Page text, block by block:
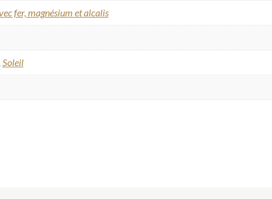
fer, magnésium et alcalis
Soleil